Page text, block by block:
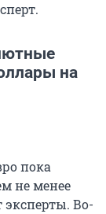
на
пока
не менее
Во-